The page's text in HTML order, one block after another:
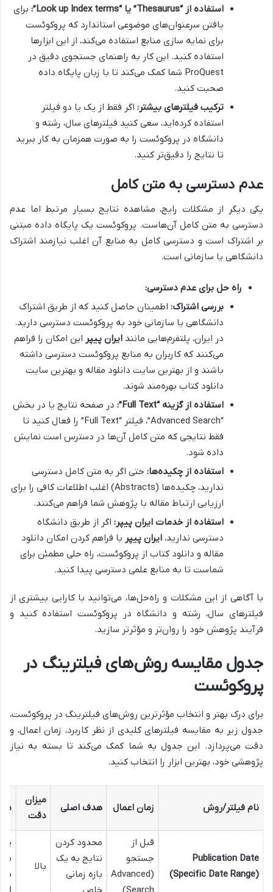
استفاده از “Thesaurus” یا “Look up Index terms”:
برای
یافتن سرعنوان‌های موضوعی استاندارد که پروکوئست
برای نمایه سازی منابع استفاده می‌کند، از این ابزارها
استفاده کنید. این کار به راهنمای جستجوی دقیق در
ProQuest شما کمک می‌کند تا با زبان پایگاه داده
صحبت کنید.
ترکیب فیلترهای بیشتر: اگر فقط از یک یا دو فیلتر
استفاده کرده‌اید، سعی کنید فیلترهای سال، رشته و
دانشگاه در پروکوئست را به صورت همزمان به کار ببرید
تا نتایج را دقیق‌تر کنید.
عدم دسترسی به متن کامل
یکی دیگر از مشکلات رایج، مشاهده نتایج بسیار مرتبط اما عدم
دسترسی به متن کامل آن‌هاست. پروکوئست یک پایگاه داده مبتنی
بر اشتراک است و دسترسی کامل به منابع آن اغلب نیازمند اشتراک
دانشگاهی یا سازمانی است.
راه حل برای عدم دسترسی:
بررسی اشتراک: اطمینان حاصل کنید که از طریق اشتراک
دانشگاهی یا سازمانی خود به پروکوئست دسترسی دارید.
در ایران، پلتفرم‌هایی مانند ایران پیپر این امکان را فراهم
می‌کنند که کاربران به منابع پروکوئست دسترسی داشته
باشند و از بهترین سایت دانلود مقاله و بهترین سایت
دانلود کتاب بهره‌مند شوند.
استفاده از گزینه “Full Text”:
در صفحه نتایج یا در بخش
“Advanced Search”، فیلتر “Full Text” را فعال کنید تا
فقط نتایجی که متن کامل آن‌ها در دسترس است نمایش
داده شود.
استفاده از چکیده‌ها: حتی اگر به متن کامل دسترسی
ندارید، چکیده‌ها (Abstracts) اغلب اطلاعات کافی را برای
ارزیابی ارتباط مقاله با پژوهش شما فراهم می‌کنند.
استفاده از خدمات ایران پیپر: اگر از طریق دانشگاه
دسترسی ندارید، ایران پیپر با فراهم کردن امکان دانلود
مقاله و دانلود کتاب از پروکوئست، راه حلی مطمئن برای
شماست تا به منابع علمی دسترسی پیدا کنید.
با آگاهی از این مشکلات و راه‌حل‌ها، می‌توانید با کارایی بیشتری از
فیلترهای سال، رشته و دانشگاه در پروکوئست استفاده کنید و
فرآیند پژوهش خود را روان‌تر و مؤثرتر سازید.
جدول مقایسه روش‌های فیلترینگ در
پروکوئست
برای درک بهتر و انتخاب مؤثرترین روش‌های فیلترینگ در پروکوئست،
جدول زیر به مقایسه فیلترهای کلیدی از نظر کاربرد، زمان اعمال، و
دقت می‌پردازد. این جدول به شما کمک می‌کند تا بسته به نیاز
پژوهشی خود، بهترین ابزار را انتخاب کنید.
نام فیلتر/روش زمان اعمال هدف اصلی
میزان
دقت
Publication Date
(Specific Date Range)
قبل از
جستجو
(Advanced
محدود کردن
نتایج به یک
بازه زمانی
بالا